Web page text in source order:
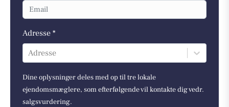
Adresse *
Adresse
Dine oplysninger deles med op til tre lokale
ejendomsmæglere, som efterfølgende vil kontakte dig vedr.
salgsvurdering.